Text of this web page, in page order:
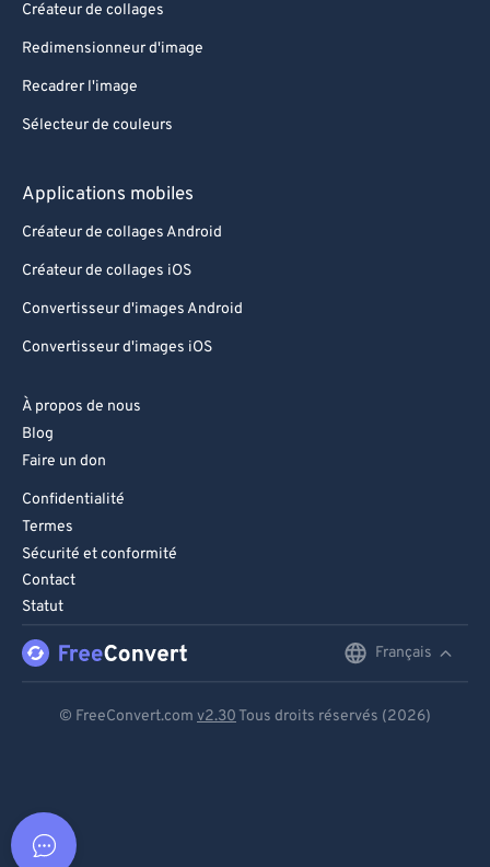
Créateur de collages
Redimensionneur d'image
Recadrer l'image
Sélecteur de couleurs
Applications mobiles
Créateur de collages Android
Créateur de collages iOS
Convertisseur d'images Android
Convertisseur d'images iOS
À propos de nous
Blog
Faire un don
Confidentialité
Termes
Sécurité et conformité
Contact
Statut
Français
© FreeConvert.com v2.30 Tous droits réservés (2026)